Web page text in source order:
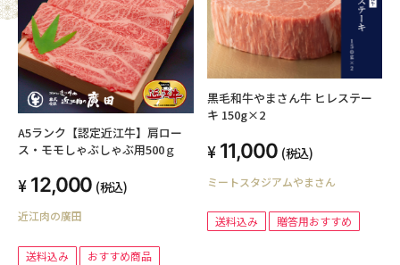
A5ランク【認定近江牛】肩ロー
ス・モモしゃぶしゃぶ用500ｇ
12,000 (税込)
近江肉の廣田
送料込み おすすめ商品
黒毛和牛やまさん牛 ヒレステー
キ 150g×2
11,000 (税込)
ミートスタジアムやまさん
送料込み 贈答用おすすめ